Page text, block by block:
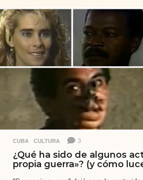
o
s
CUBA ,CULTURA 3
¿Qué ha sido de algunos
propia guerra»? (y cómo